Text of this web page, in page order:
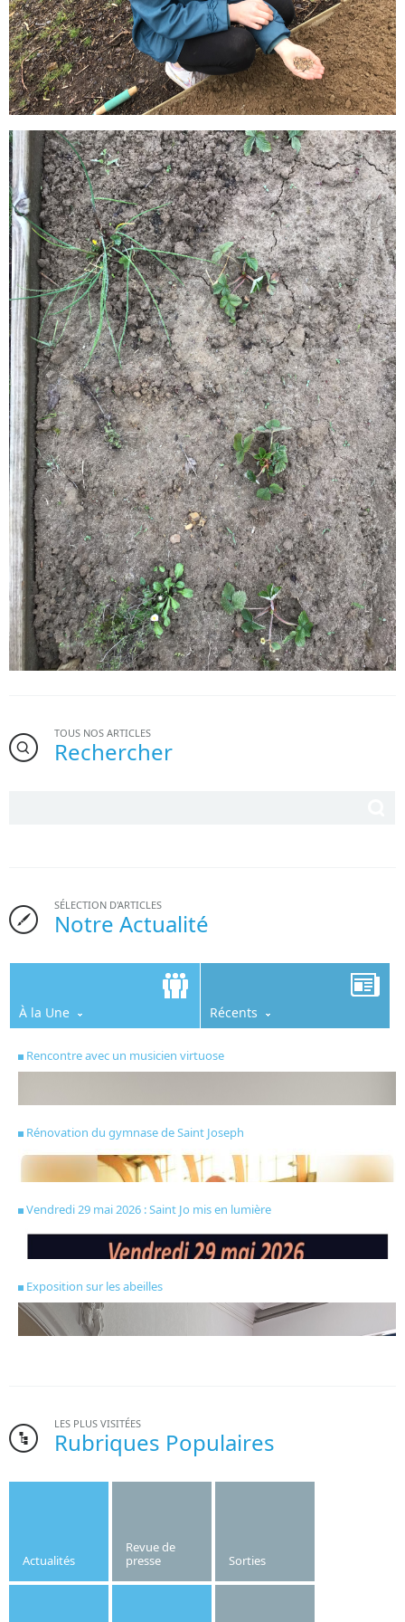
TOUS NOS ARTICLES
Rechercher
SÉLECTION D'ARTICLES
Notre Actualité
À la Une Récents
Rencontre avec un musicien virtuose
Rénovation du gymnase de Saint Joseph
Vendredi 29 mai 2026 : Saint Jo mis en lumière
Exposition sur les abeilles
LES PLUS VISITÉES
Rubriques Populaires
Actualités
Revue de
presse
Sorties